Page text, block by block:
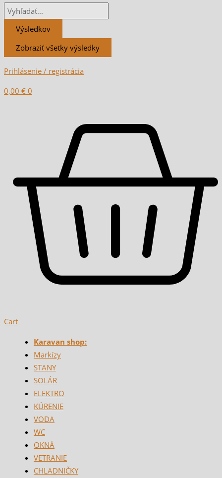
Výsledkov
Zobraziť všetky výsledky
Prihlásenie / registrácia
0,00 € 0
Cart
Karavan shop:
Markízy
STANY
SOLÁR
ELEKTRO
KÚRENIE
VODA
WC
OKNÁ
VETRANIE
CHLADNIČKY